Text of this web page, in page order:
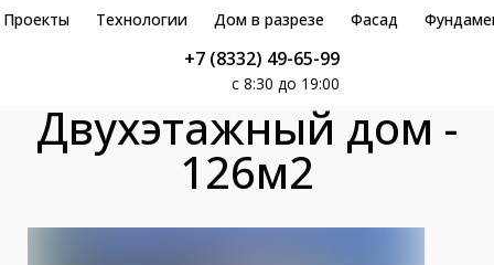
Проекты Технологии Дом в разрезе Фасад
+7 (8332) 49-65-99
с 8:30 до 19:00
Двухэтажный дом -
126м2